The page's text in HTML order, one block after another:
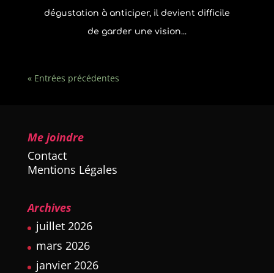
dégustation à anticiper, il devient difficile
de garder une vision...
« Entrées précédentes
Me joindre
Contact
Mentions Légales
Archives
juillet 2026
mars 2026
janvier 2026